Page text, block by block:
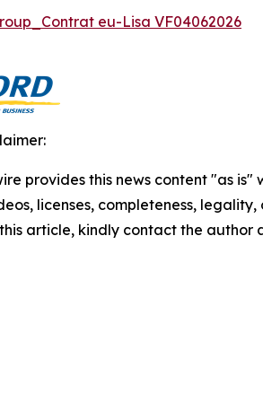
eu-Lisa VF04062026
provides this news content "as
licenses, completeness,
article, kindly contact the author